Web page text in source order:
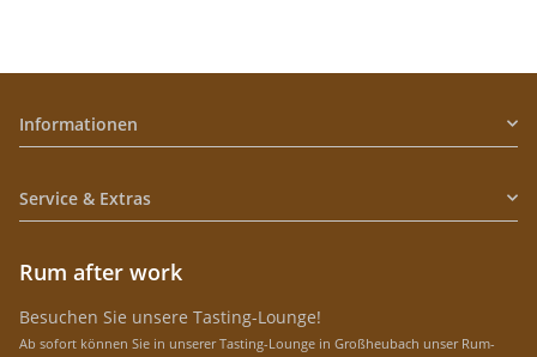
Informationen
Service & Extras
Rum after work
Besuchen Sie unsere Tasting-Lounge!
Ab sofort können Sie in unserer Tasting-Lounge in Großheubach unser Rum-